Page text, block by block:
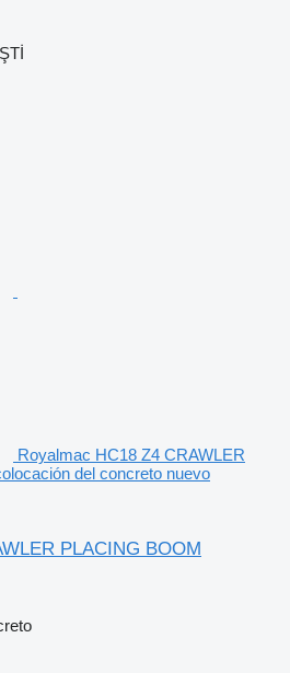
Royalmac HC18 Z4 CRAWLER
del concreto nuevo
PLACING BOOM